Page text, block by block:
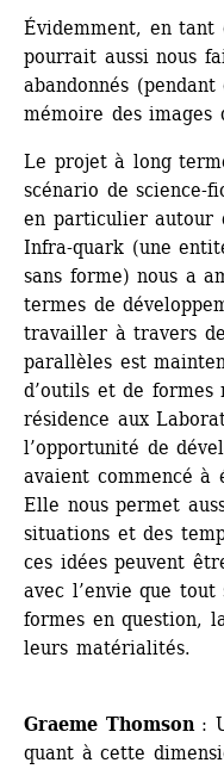
Évidemment, en tant
pourrait aussi nous
abandonnés
mémoire des
Le projet à long
scénario de
en particulier autour
Infra-quark (une
sans forme) nous a
termes de
travailler à travers
parallèles est
d’outils et de formes
résidence aux
l’opportunité de
avaient commencé à
Elle nous permet
situations et des
ces idées peuvent
avec l’envie que
formes en question,
leurs matérialités.
Graeme Thomson:
quant à cette